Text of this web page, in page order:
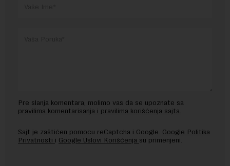
Pre slanja komentara, molimo vas da se upoznate sa
pravilima komentarisanja i pravilima korišćenja sajta.
Sajt je zaštićen pomocu reCaptcha i Google. Google Politika
Privatnosti i Google Uslovi Korišćenja su primenjeni.